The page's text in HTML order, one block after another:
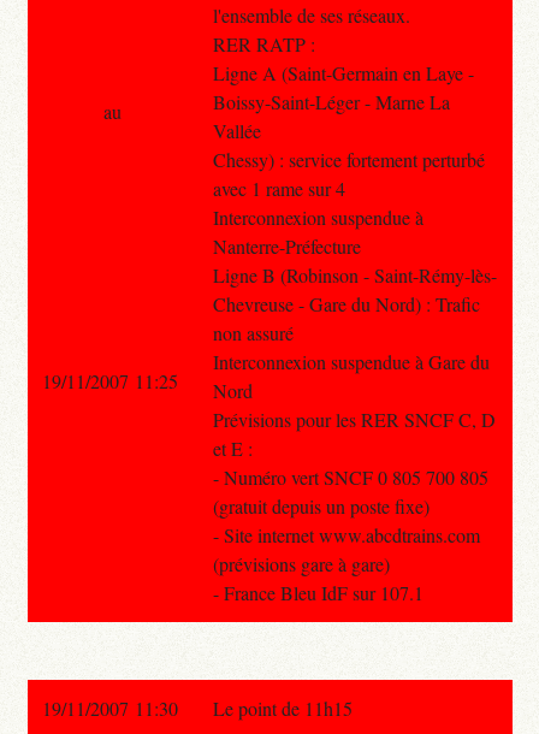
l'ensemble de ses réseaux.
RER RATP :
Ligne A (Saint-Germain en Laye -
Boissy-Saint-Léger - Marne La
Vallée
Chessy) : service fortement perturbé
avec 1 rame sur 4
Interconnexion suspendue à
Nanterre-Préfecture
Ligne B (Robinson - Saint-Rémy-lès-
Chevreuse - Gare du Nord) : Trafic
non assuré
Interconnexion suspendue à Gare du
Nord
Prévisions pour les RER SNCF C, D
et E :
- Numéro vert SNCF 0 805 700 805
(gratuit depuis un poste fixe)
- Site internet www.abcdtrains.com
(prévisions gare à gare)
- France Bleu IdF sur 107.1
au
19/11/2007 11:25
19/11/2007 11:30 Le point de 11h15